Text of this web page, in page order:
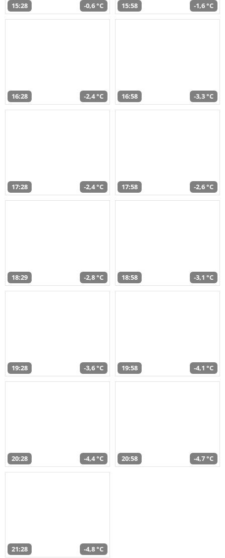
15:28 -0,6 °C 15:58 -1,6 °C
16:28 -2,4 °C 16:58 -3,3 °C
17:28 -2,4 °C 17:58 -2,6 °C
18:29 -2,8 °C 18:58 -3,1 °C
19:28 -3,6 °C 19:58 -4,1 °C
20:28 -4,4 °C 20:58 -4,7 °C
21:28 -4,8 °C